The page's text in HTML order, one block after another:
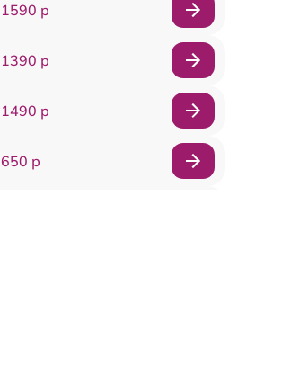
1590 р
1390 р
1490 р
650 р